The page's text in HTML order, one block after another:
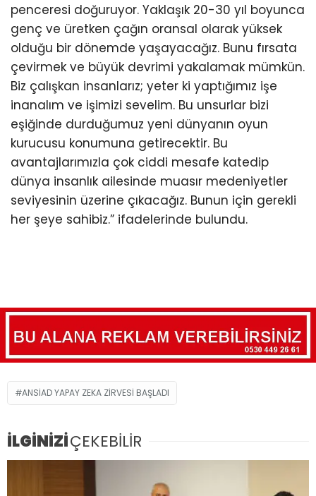
penceresi doğuruyor. Yaklaşık 20-30 yıl boyunca
genç ve üretken çağın oransal olarak yüksek
olduğu bir dönemde yaşayacağız. Bunu fırsata
çevirmek ve büyük devrimi yakalamak mümkün.
Biz çalışkan insanlarız; yeter ki yaptığımız işe
inanalım ve işimizi sevelim. Bu unsurlar bizi
eşiğinde durduğumuz yeni dünyanın oyun
kurucusu konumuna getirecektir. Bu
avantajlarımızla çok ciddi mesafe katedip
dünya insanlık ailesinde muasır medeniyetler
seviyesinin üzerine çıkacağız. Bunun için gerekli
her şeye sahibiz.” ifadelerinde bulundu.
ANSİAD YAPAY ZEKA ZIRVESI BAŞLADI
İLGİNİZİÇEKEBİLİR